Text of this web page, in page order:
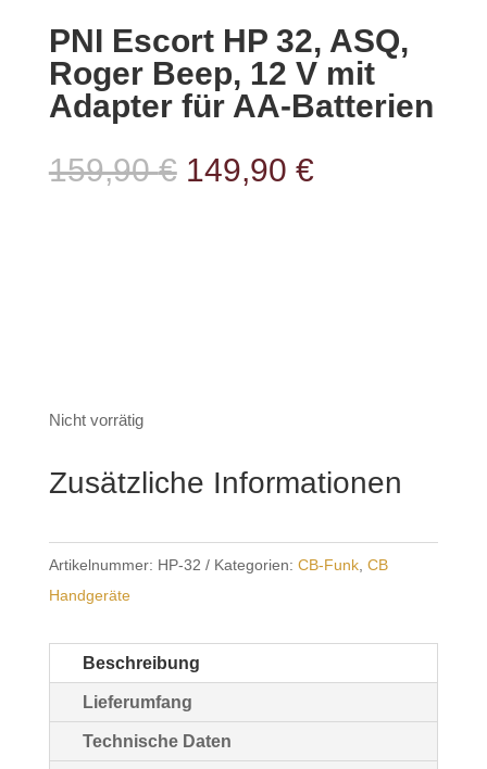
PNI Escort HP 32, ASQ,
Roger Beep, 12 V mit
Adapter für AA-Batterien
159,90€ Ursprünglicher
149,90 €Aktueller
Nicht vorrätig
Zusätzliche Informationen
Artikelnummer: HP-32 Kategorien: CB-Funk, CB
Handgeräte
Beschreibung
Lieferumfang
Technische Daten